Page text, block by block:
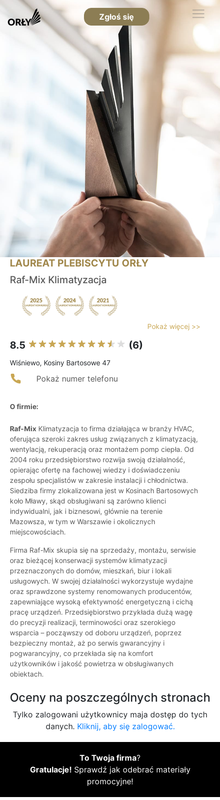
Zgłoś się
LAUREAT PLEBISCYTU ORŁY
Raf-Mix Klimatyzacja
Pokaż więcej >>
8.5 (6)
Wiśniewo, Kosiny Bartosowe 47
Pokaż numer telefonu
O firmie:
Raf-Mix Klimatyzacja to firma działająca w branży HVAC,
oferująca szeroki zakres usług związanych z klimatyzacją,
wentylacją, rekuperacją oraz montażem pomp ciepła. Od
2004 roku przedsiębiorstwo rozwija swoją działalność,
opierając ofertę na fachowej wiedzy i doświadczeniu
zespołu specjalistów w zakresie instalacji i chłodnictwa.
Siedziba firmy zlokalizowana jest w Kosinach Bartosowych
koło Mławy, skąd obsługiwani są zarówno klienci
indywidualni, jak i biznesowi, głównie na terenie
Mazowsza, w tym w Warszawie i okolicznych
miejscowościach.
Firma Raf-Mix skupia się na sprzedaży, montażu, serwisie
oraz bieżącej konserwacji systemów klimatyzacji
przeznaczonych do domów, mieszkań, biur i lokali
usługowych. W swojej działalności wykorzystuje wydajne
oraz sprawdzone systemy renomowanych producentów,
zapewniające wysoką efektywność energetyczną i cichą
pracę urządzeń. Przedsiębiorstwo przykłada dużą wagę
do precyzji realizacji, terminowości oraz szerokiego
wsparcia – począwszy od doboru urządzeń, poprzez
bezpieczny montaż, aż po serwis gwarancyjny i
pogwarancyjny, co przekłada się na komfort
użytkowników i jakość powietrza w obsługiwanych
obiektach.
Oceny na poszczególnych stronach
Tylko zalogowani użytkownicy maja dostęp do tych
danych. Kliknij, aby się zalogować.
To Twoja firma?
Gratulacje! Sprawdź jak odebrać materiały
promocyjne!